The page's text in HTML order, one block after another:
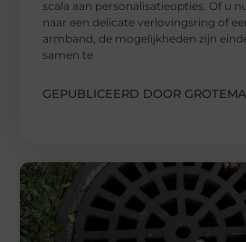
scala aan personalisatieopties. Of u
naar een delicate verlovingsring of
armband, de mogelijkheden zijn
samen te
GEPUBLICEERD DOOR